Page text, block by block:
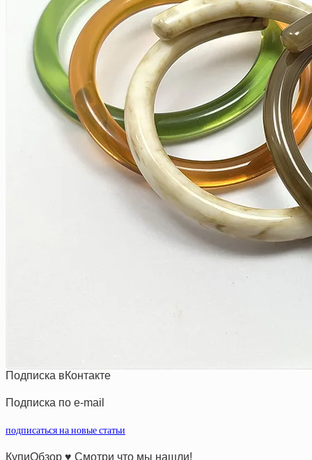
Подписка вКонтакте
Подписка по e-mail
подписаться на новые статьи
КупиОбзор ♥ Смотри что мы нашли!